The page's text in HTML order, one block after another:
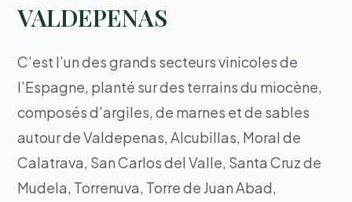
VALDEPENAS
C’est l’un des grands secteurs vinicoles de
l’Espagne, planté sur des terrains du miocène,
composés d’argiles, de marnes et de sables
autour de Valdepenas, Alcubillas, Moral de
Calatrava, San Carlos del Valle, Santa Cruz de
Mudela, Torrenuva, Torre de Juan Abad,